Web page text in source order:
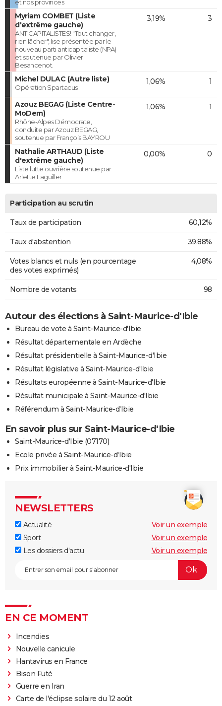
et nos provinces
Myriam COMBET (Liste
d'extrême gauche)
ANTICAPITALISTES! "Tout changer,
rien lâcher", lise présentée par le
nouveau parti anticapitaliste (NPA)
et soutenue par Olivier
Besancenot.
3,19% 3
Michel DULAC (Autre liste)
Opération Spartacus
1,06% 1
Azouz BEGAG (Liste Centre-
MoDem)
Rhône-Alpes Démocrate,
conduite par Azouz BEGAG,
soutenue par François BAYROU
1,06% 1
Nathalie ARTHAUD (Liste
d'extrême gauche)
Liste lutte ouvrière soutenue par
Arlette Laguiller
0,00% 0
Participation au scrutin
Taux de participation 60,12%
Taux d'abstention 39,88%
Votes blancs et nuls (en pourcentage
des votes exprimés)
4,08%
Nombre de votants 98
Autour des élections à Saint-Maurice-d'Ibie
Bureau de vote à Saint-Maurice-d'Ibie
Résultat départementale en Ardèche
Résultat présidentielle à Saint-Maurice-d'Ibie
Résultat législative à Saint-Maurice-d'Ibie
Résultats européenne à Saint-Maurice-d'Ibie
Résultat municipale à Saint-Maurice-d'Ibie
Référendum à Saint-Maurice-d'Ibie
En savoir plus sur Saint-Maurice-d'Ibie
Saint-Maurice-d'Ibie (07170)
Ecole privée à Saint-Maurice-d'Ibie
Prix immobilier à Saint-Maurice-d'Ibie
NEWSLETTERS
Actualité
Voir un exemple
Sport
Voir un exemple
Les dossiers d'actu
Voir un exemple
EN CE MOMENT
Incendies
Nouvelle canicule
Hantavirus en France
Bison Futé
Guerre en Iran
Carte de l'éclipse solaire du 12 août